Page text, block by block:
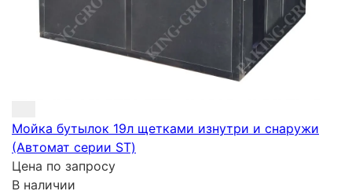
Мойка бутылок 19л щетками изнутри и снаружи
(Автомат серии ST)
Цена по запросу
В наличии